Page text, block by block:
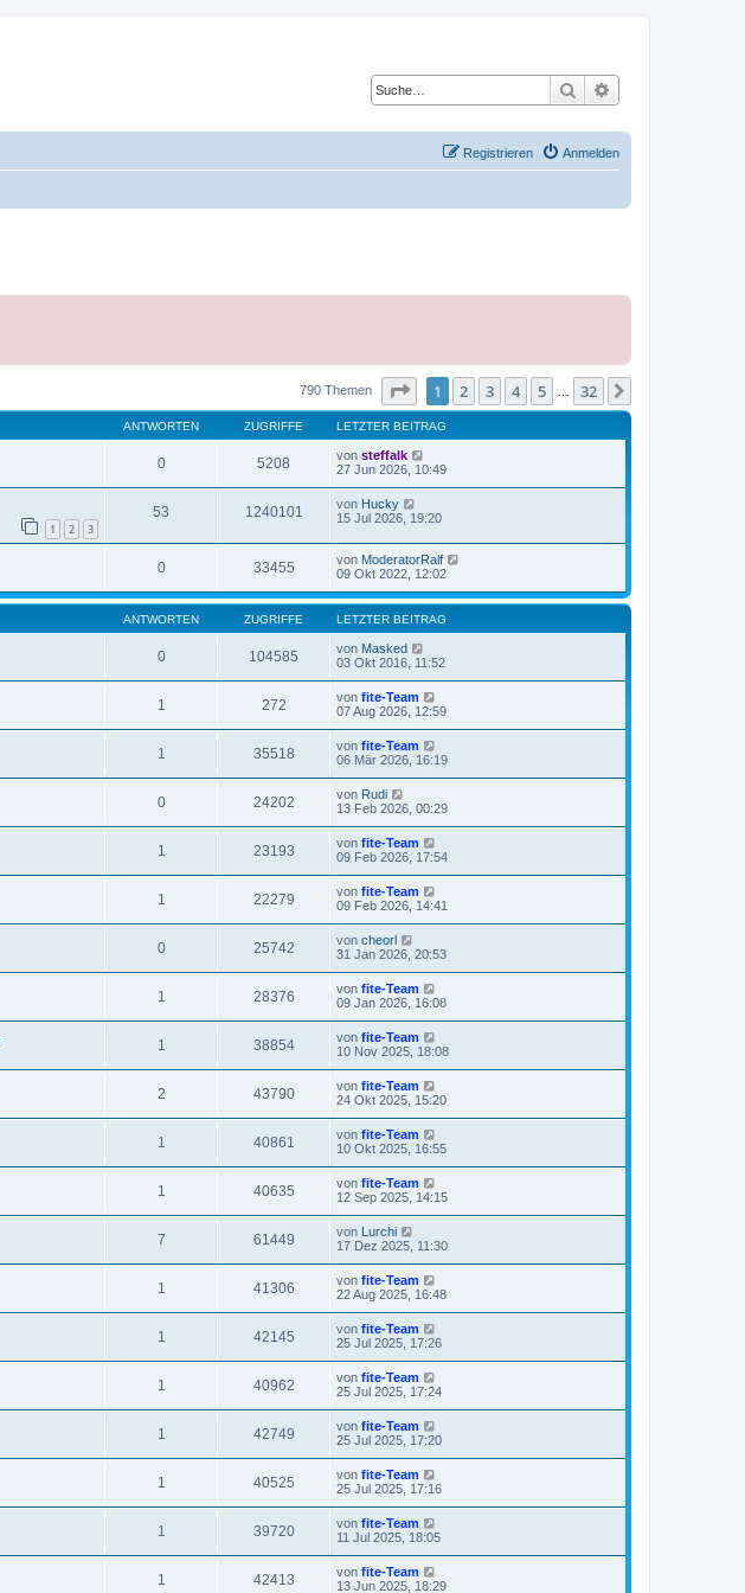
Suche
Anmelden
Registrieren
790 Themen Seite von32
1 2 3 4 5 32
ANTWORTEN ZUGRIFFE LETZTER BEITRAG
0 5208 von steffalk
27 Jun 2026, 10:49
1 2 3
53 1240101 von Hucky
15 Jul 2026, 19:20
0 33455 von ModeratorRalf
09 Okt 2022, 12:02
ANTWORTEN ZUGRIFFE LETZTER BEITRAG
0 104585 von Masked
03 Okt 2016, 11:52
1 272 von fite-Team
07 Aug 2026, 12:59
1 35518 von fite-Team
06 Mär 2026, 16:19
0 24202 von Rudi
13 Feb 2026, 00:29
1 23193 von fite-Team
09 Feb 2026, 17:54
1 22279 von fite-Team
09 Feb 2026, 14:41
0 25742 von cheorl
31 Jan 2026, 20:53
1 28376 von fite-Team
09 Jan 2026, 16:08
1 38854 von fite-Team
10 Nov 2025, 18:08
2 43790 von fite-Team
24 Okt 2025, 15:20
1 40861 von fite-Team
10 Okt 2025, 16:55
1 40635 von fite-Team
12 Sep 2025, 14:15
7 61449 von Lurchi
17 Dez 2025, 11:30
1 41306 von fite-Team
22 Aug 2025, 16:48
1 42145 von fite-Team
25 Jul 2025, 17:26
1 40962 von fite-Team
25 Jul 2025, 17:24
1 42749 von fite-Team
25 Jul 2025, 17:20
1 40525 von fite-Team
25 Jul 2025, 17:16
1 39720 von fite-Team
11 Jul 2025, 18:05
1 42413 von fite-Team
13 Jun 2025, 18:29